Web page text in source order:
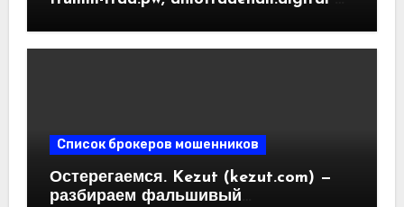
криптобирж. Как вернуть деньги.
Список брокеров мошенников
Остерегаемся. Kezut (kezut.com) —
разбираем фальшивый